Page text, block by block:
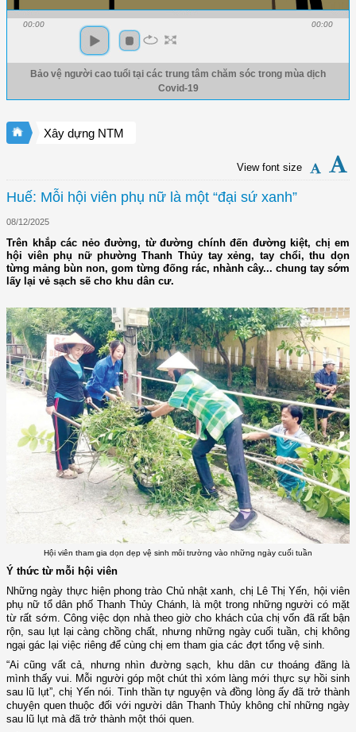
00:00 00:00
Bảo vệ người cao tuổi tại các trung tâm chăm sóc trong mùa dịch
Covid-19
Xây dựng NTM
View font size
Huế: Mỗi hội viên phụ nữ là một “đại sứ xanh”
08/12/2025
Trên khắp các nẻo đường, từ đường chính đến đường kiệt, chị em
hội viên phụ nữ phường Thanh Thủy tay xẻng, tay chổi, thu dọn
từng mảng bùn non, gom từng đống rác, nhành cây... chung tay sớm
lấy lại vẻ sạch sẽ cho khu dân cư.
Hội viên tham gia dọn dẹp vệ sinh môi trường vào những ngày cuối tuần
Ý thức từ mỗi hội viên
Những ngày thực hiện phong trào Chủ nhật xanh, chị Lê Thị Yến, hội viên
phụ nữ tổ dân phố Thanh Thủy Chánh, là một trong những người có mặt
từ rất sớm. Công việc dọn nhà theo giờ cho khách của chị vốn đã rất bận
rộn, sau lụt lại càng chồng chất, nhưng những ngày cuối tuần, chị không
ngại gác lại việc riêng để cùng chị em tham gia các đợt tổng vệ sinh.
“Ai cũng vất cả, nhưng nhìn đường sạch, khu dân cư thoáng đãng là
mình thấy vui. Mỗi người góp một chút thì xóm làng mới thực sự hồi sinh
sau lũ lụt”, chị Yến nói. Tinh thần tự nguyện và đồng lòng ấy đã trở thành
chuyện quen thuộc đối với người dân Thanh Thủy không chỉ những ngày
sau lũ lụt mà đã trở thành một thói quen.